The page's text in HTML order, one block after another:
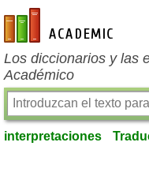
es-academic.com
Los diccionarios y las
Académico
interpretaciones